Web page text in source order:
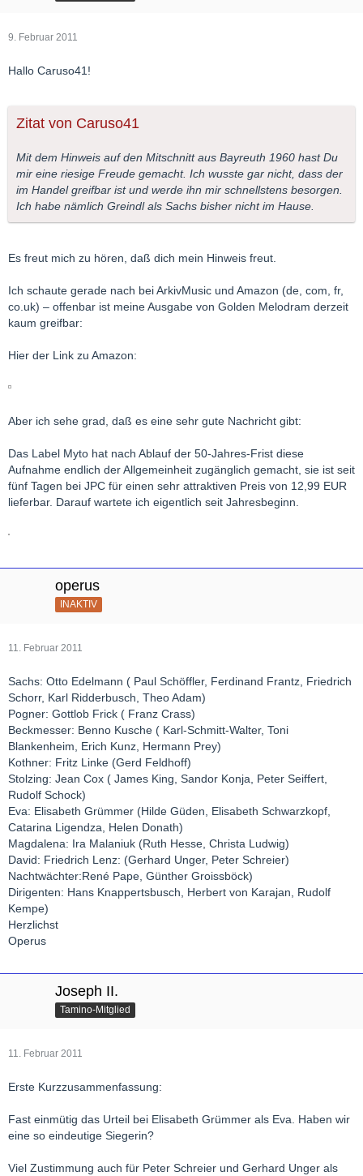
9. Februar 2011
Hallo Caruso41!
Zitat von Caruso41
Mit dem Hinweis auf den Mitschnitt aus Bayreuth 1960 hast Du
mir eine riesige Freude gemacht. Ich wusste gar nicht, dass der
im Handel greifbar ist und werde ihn mir schnellstens besorgen.
Ich habe nämlich Greindl als Sachs bisher nicht im Hause.
Es freut mich zu hören, daß dich mein Hinweis freut.
Ich schaute gerade nach bei ArkivMusic und Amazon (de, com, fr,
co.uk) – offenbar ist meine Ausgabe von Golden Melodram derzeit
kaum greifbar:
Hier der Link zu Amazon:
Aber ich sehe grad, daß es eine sehr gute Nachricht gibt:
Das Label Myto hat nach Ablauf der 50-Jahres-Frist diese
Aufnahme endlich der Allgemeinheit zugänglich gemacht, sie ist seit
fünf Tagen bei JPC für einen sehr attraktiven Preis von 12,99 EUR
lieferbar. Darauf wartete ich eigentlich seit Jahresbeginn.
operus
INAKTIV
11. Februar 2011
Sachs: Otto Edelmann ( Paul Schöffler, Ferdinand Frantz, Friedrich
Schorr, Karl Ridderbusch, Theo Adam)
Pogner: Gottlob Frick ( Franz Crass)
Beckmesser: Benno Kusche ( Karl-Schmitt-Walter, Toni
Blankenheim, Erich Kunz, Hermann Prey)
Kothner: Fritz Linke (Gerd Feldhoff)
Stolzing: Jean Cox ( James King, Sandor Konja, Peter Seiffert,
Rudolf Schock)
Eva: Elisabeth Grümmer (Hilde Güden, Elisabeth Schwarzkopf,
Catarina Ligendza, Helen Donath)
Magdalena: Ira Malaniuk (Ruth Hesse, Christa Ludwig)
David: Friedrich Lenz: (Gerhard Unger, Peter Schreier)
Nachtwächter:René Pape, Günther Groissböck)
Dirigenten: Hans Knappertsbusch, Herbert von Karajan, Rudolf
Kempe)
Herzlichst
Operus
Joseph II.
Tamino-Mitglied
11. Februar 2011
Erste Kurzzusammenfassung:
Fast einmütig das Urteil bei Elisabeth Grümmer als Eva. Haben wir
eine so eindeutige Siegerin?
Viel Zustimmung auch für Peter Schreier und Gerhard Unger als